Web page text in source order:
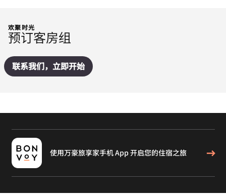
欢聚时光
预订客房组
联系我们，立即开始
使用万豪旅享家手机 App 开启您的住宿之旅